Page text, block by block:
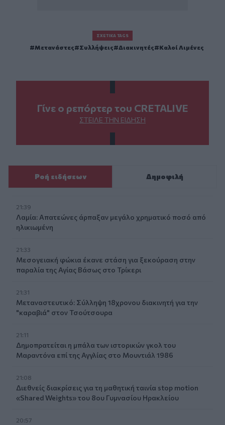
ΣΧΕΤΙΚΆ TAGS
Μετανάστες Συλλήψεις Διακινητές Καλοί Λιμένες
Γίνε ο ρεπόρτερ του CRETALIVE
ΣΤΕΊΛΕ ΤΗΝ ΕΊΔΗΣΗ
Ροή ειδήσεων Δημοφιλή
21:39
Λαμία: Απατεώνες άρπαξαν μεγάλο χρηματικό ποσό από
ηλικιωμένη
21:33
Μεσογειακή φώκια έκανε στάση για ξεκούραση στην
παραλία της Αγίας Βάσως στο Τρίκερι
21:31
Μεταναστευτικό: Σύλληψη 18χρονου διακινητή για την
"καραβιά" στον Τσούτσουρα
21:11
Δημοπρατείται η μπάλα των ιστορικών γκολ του
Μαραντόνα επί της Αγγλίας στο Μουντιάλ 1986
21:08
Διεθνείς διακρίσεις για τη μαθητική ταινία stop motion
«Shared Weights» του 8ου Γυμνασίου Ηρακλείου
20:57